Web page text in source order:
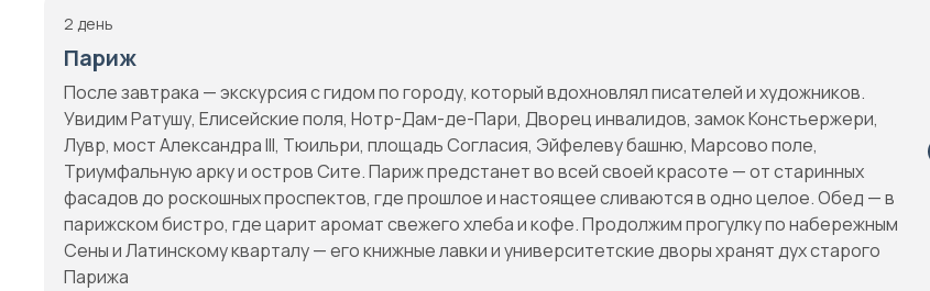
2 день
Париж
После завтрака — экскурсия с гидом по городу, который вдохновлял писателей и художников.
Увидим Ратушу, Елисейские поля, Нотр-Дам-де-Пари, Дворец инвалидов, замок Констьержери,
Лувр, мост Александра III, Тюильри, площадь Согласия, Эйфелеву башню, Марсово поле,
Триумфальную арку и остров Сите. Париж предстанет во всей своей красоте — от старинных
фасадов до роскошных проспектов, где прошлое и настоящее сливаются в одно целое. Обед — в
парижском бистро, где царит аромат свежего хлеба и кофе. Продолжим прогулку по набережным
Сены и Латинскому кварталу — его книжные лавки и университетские дворы хранят дух старого
Парижа